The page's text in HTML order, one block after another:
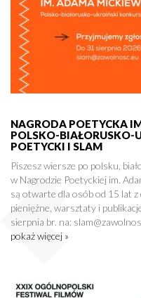
NAGRODA POETYCKA
POLSKO-BIAŁORUSKO-
POETYCKI I SLAM
Piszesz wiersze po polsku,
w Nagrodzie Poetyckiej im.
są otwarte dla osób od 15 lat z
pieniężne, warsztaty i
sierpnia br. na:
pokaż więcej »